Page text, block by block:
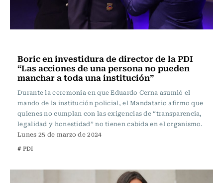
Boric en investidura de director de la PDI
“Las acciones de una persona no pueden
manchar a toda una institución”
Durante la ceremonia en que Eduardo Cerna asumió el
mando de la institución policial, el Mandatario afirmo que
quienes no cumplan con las exigencias de “transparencia,
legalidad y honestidad” no tienen cabida en el organismo.
Lunes 25 de marzo de 2024
# PDI